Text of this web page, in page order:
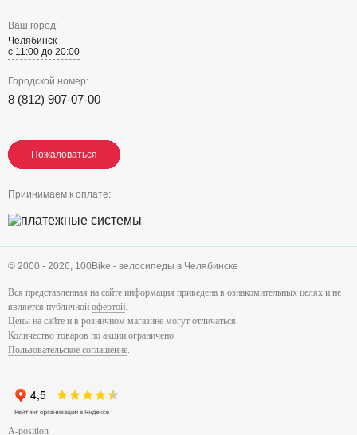
Ваш город:
Челябинск
с 11:00 до 20:00
Городской номер:
8 (812) 907-07-00
Пожаловаться
Пожаловаться
Пожаловаться
Приинимаем к оплате:
© 2000 - 2026, 100Bike - велосипеды в Челябинске
Вся представленная на сайте информация приведена в ознакомительных целях и не
является публичной офертой.
Цены на сайте и в розничном магазине могут отличаться.
Количество товаров по акции ограничено.
Пользовательское соглашение.
A-position